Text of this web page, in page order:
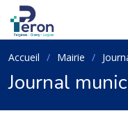
Accueil Mairie
Journal